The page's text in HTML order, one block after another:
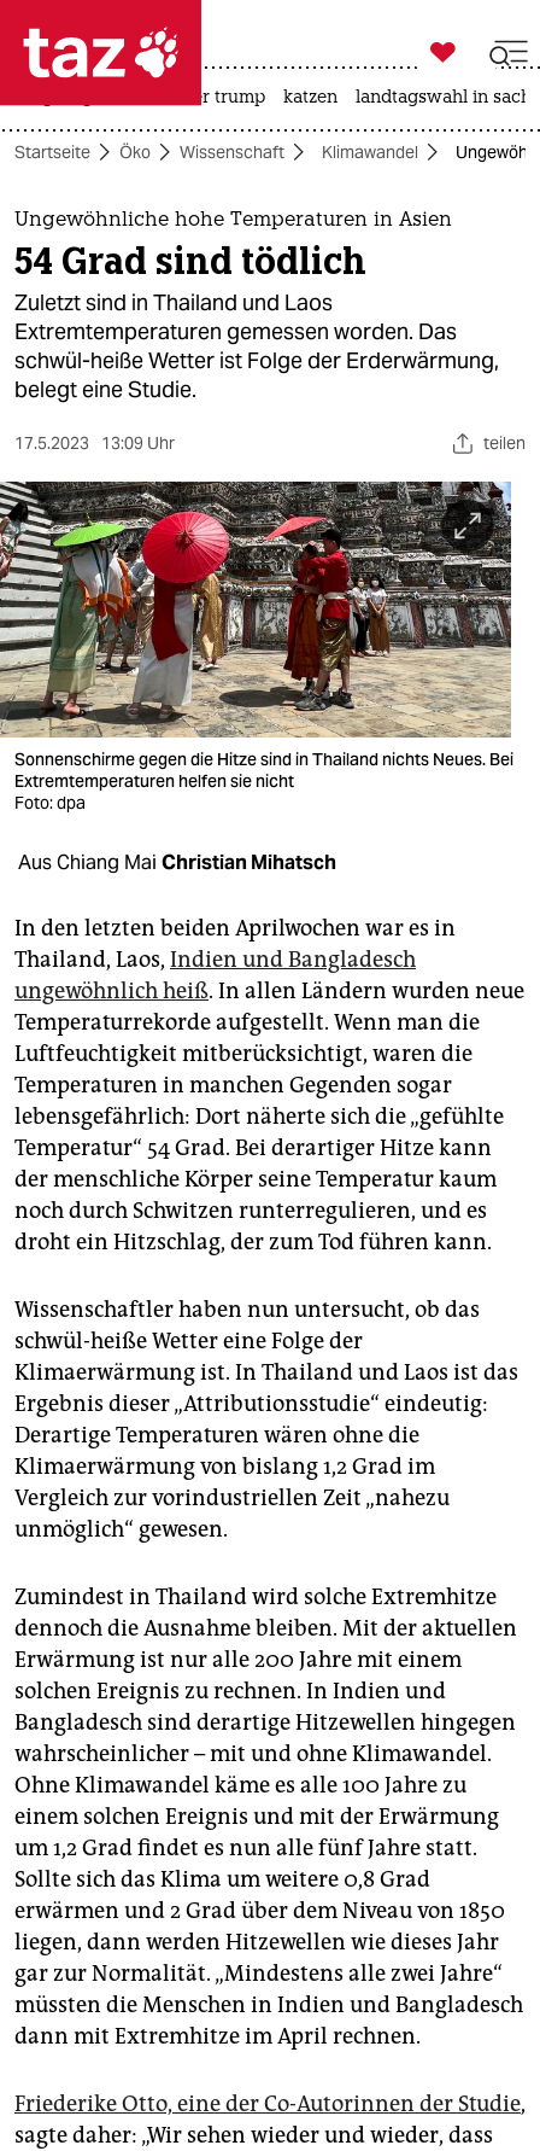
 taz zahl ich
taz zahl ich
themen
politik
öko
gesellschaft
kultur
sport
berlin
nord
wahrheit
verlag
verlag
veranstaltungen
unterstützen
abo
genossenschaft
epaper login

taz zahl ich
usa unter trump katzen landtagswahl in
Startseite Öko Wissenschaft Klimawandel
Ungewöhnliche hohe Temperaturen in Asien
54 Grad sind tödlich
Zuletzt sind in Thailand und Laos
Extremtemperaturen gemessen worden. Das
schwül-heiße Wetter ist Folge der Erderwärmung,
belegt eine Studie.
17.5.2023 13:09 Uhr teilen
Sonnenschirme gegen die Hitze sind in Thailand nichts Neues. Bei
Extremtemperaturen helfen sie nicht
Foto: dpa
Aus Chiang Mai Christian Mihatsch
In den letzten beiden Aprilwochen war es in
Thailand, Laos, Indien und Bangladesch
ungewöhnlich heiß. In allen Ländern wurden neue
Temperaturrekorde aufgestellt. Wenn man die
Luftfeuchtigkeit mitberücksichtigt, waren die
Temperaturen in manchen Gegenden sogar
lebensgefährlich: Dort näherte sich die „gefühlte
Temperatur“ 54 Grad. Bei derartiger Hitze kann
der menschliche Körper seine Temperatur kaum
noch durch Schwitzen runterregulieren, und es
droht ein Hitzschlag, der zum Tod führen kann.
Wissenschaftler haben nun untersucht, ob das
schwül-heiße Wetter eine Folge der
Klimaerwärmung ist. In Thailand und Laos ist das
Ergebnis dieser „Attributionsstudie“ eindeutig:
Derartige Temperaturen wären ohne die
Klimaerwärmung von bislang 1,2 Grad im
Vergleich zur vorindustriellen Zeit „nahezu
unmöglich“ gewesen.
Zumindest in Thailand wird solche Extremhitze
dennoch die Ausnahme bleiben. Mit der aktuellen
Erwärmung ist nur alle 200 Jahre mit einem
solchen Ereignis zu rechnen. In Indien und
Bangladesch sind derartige Hitzewellen hingegen
wahrscheinlicher – mit und ohne Klimawandel.
Ohne Klimawandel käme es alle 100 Jahre zu
einem solchen Ereignis und mit der Erwärmung
um 1,2 Grad findet es nun alle fünf Jahre statt.
Sollte sich das Klima um weitere 0,8 Grad
erwärmen und 2 Grad über dem Niveau von 1850
liegen, dann werden Hitzewellen wie dieses Jahr
gar zur Normalität. „Mindestens alle zwei Jahre“
müssten die Menschen in Indien und Bangladesch
dann mit Extremhitze im April rechnen.
Friederike Otto, eine der Co-Autorinnen der Studie,
sagte daher: „Wir sehen wieder und wieder, dass